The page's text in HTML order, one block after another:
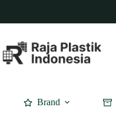
content
Brand